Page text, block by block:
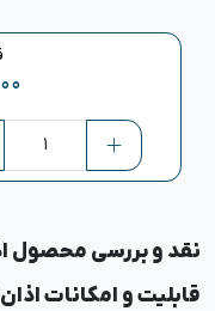
نقد و بررسی محصول
قابلیت و امکانات